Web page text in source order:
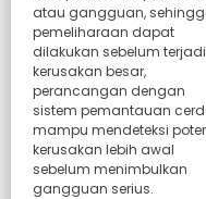
atau gangguan,
pemeliharaan dapat
dilakukan sebelum terjadi
kerusakan besar,
perancangan dengan
sistem pemantauan
mampu mendeteksi
kerusakan lebih awal
sebelum menimbulkan
gangguan serius.